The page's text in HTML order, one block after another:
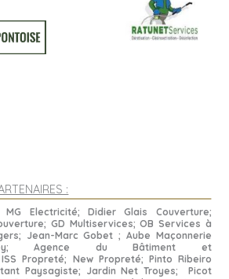
:
MG Electricité; Didier Glais Couverture;
GD Multiservices; OB Services à
Jean-Marc Gobet ; Aube Maçonnerie
Agence du Bâtiment et
ISS Propreté; New Propreté; Pinto Ribeiro
Paysagiste; Jardin Net Troyes;
Picot